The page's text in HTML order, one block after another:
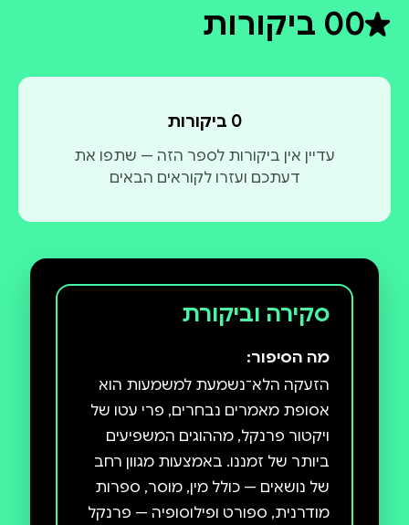
0דירוג ממוצע 0 מתוך 5
0 ביקורות
0 ביקורות
עדיין אין ביקורות לספר הזה — שתפו את
דעתכם ועזרו לקוראים הבאים
סקירה וביקורת
מה הסיפור:
הזעקה הלא־נשמעת למשמעות הוא
אסופת מאמרים נבחרים, פרי עטו של
ויקטור פרנקל, מההוגים המשפיעים
ביותר של זמננו. באמצעות מגוון רחב
של נושאים — כולל מין, מוסר, ספרות
מודרנית, ספורט ופילוסופיה — פרנקל